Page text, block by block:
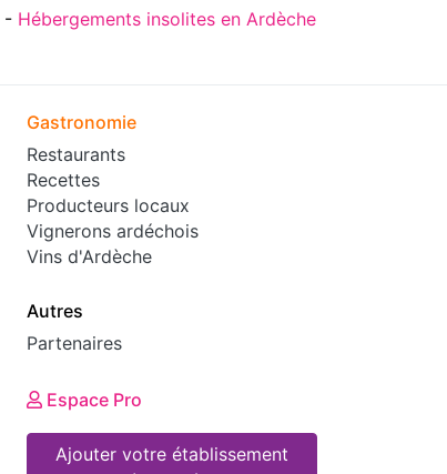
- Hébergements insolites en Ardèche
Gastronomie
Restaurants
Recettes
Producteurs locaux
Vignerons ardéchois
Vins d'Ardèche
Autres
Partenaires
Espace Pro
Ajouter votre établissement